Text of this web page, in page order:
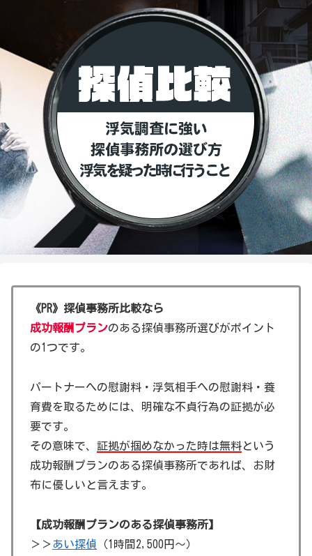
《PR》探偵事務所比較なら
成功報酬プランのある探偵事務所選びがポイント
の1つです。
パートナーへの慰謝料・浮気相手への慰謝料・養
育費を取るためには、明確な不貞行為の証拠が必
要です。
その意味で、 証拠が掴めなかった時は無料という
成功報酬プランのある探偵事務所であれば、お財
布に優しいと言えます。
【成功報酬プランのある探偵事務所】
＞＞あい探偵 （1時間2,500円～）